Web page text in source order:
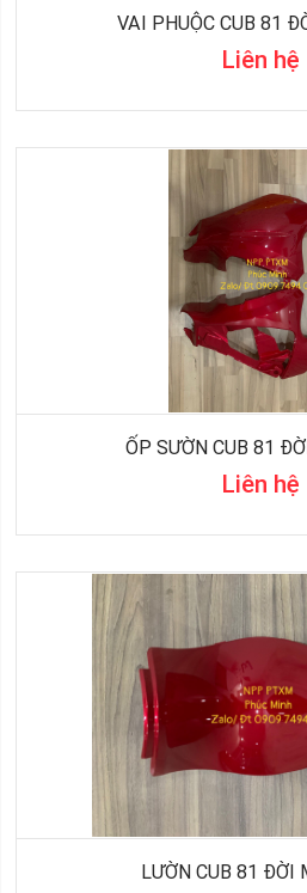
VAI PHUỘC CUB 81
Liên hệ
ỐP SƯỜN CUB 81
Liên hệ
LƯỜN CUB 81 ĐỜI